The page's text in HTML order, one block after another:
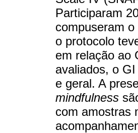
Participaram
compuseram
o protocolo
em relação ao
avaliados, o
e geral. A
mindfulness
com amostras